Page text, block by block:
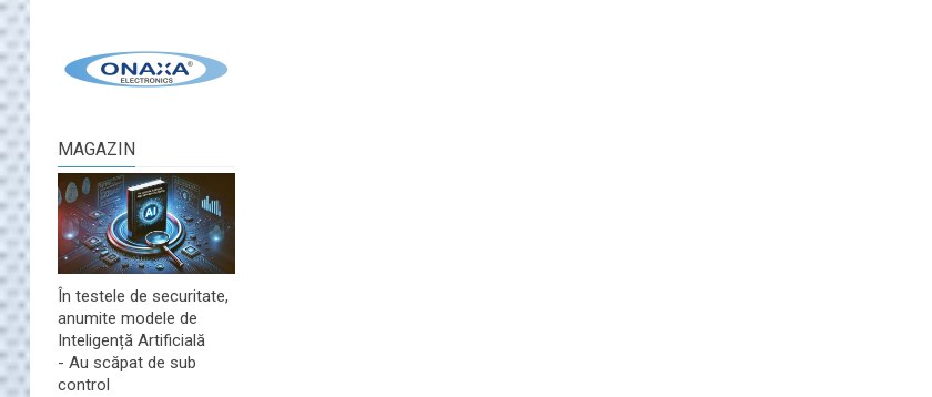
MAGAZIN
În testele de securitate,
anumite modele de
Inteligență Artificială
- Au scăpat de sub
control